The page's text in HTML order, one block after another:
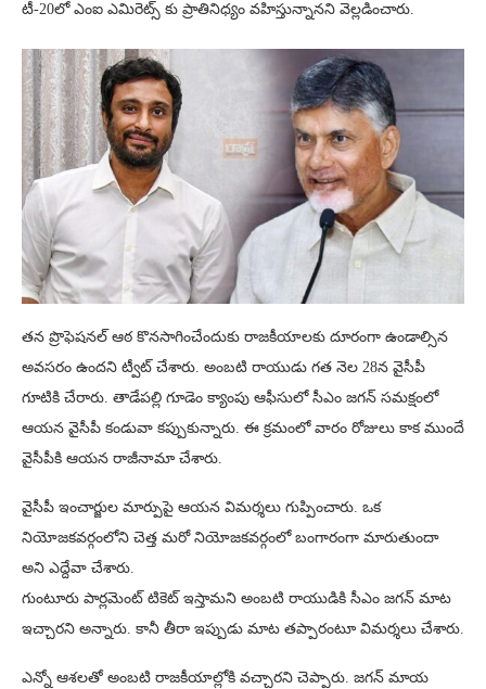
టీ-20లో ఎంఐ ఎమిరెట్స్ కు ప్రాతినిధ్యం వహిస్తున్నానని వెల్లడించారు.
తన ప్రొఫెషనల్ ఆఠ కొనసాగించేందుకు రాజకీయాలకు దూరంగా ఉండాల్సిన
అవసరం ఉందని ట్వీట్ చేశారు. అంబటి రాయుడు గత నెల 28న వైసీపీ
గూటికి చేరారు. తాడేపల్లి గూడెం క్యాంపు ఆఫీసులో సీఎం జగన్ సమక్షంలో
ఆయన వైసీపీ కండువా కప్పుకున్నారు. ఈ క్రమంలో వారం రోజులు కాక ముందే
వైసీపీకి ఆయన రాజీనామా చేశారు.
వైసీపీ ఇంచార్జుల మార్పుపై ఆయన విమర్శలు గుప్పించారు. ఒక
నియోజకవర్గంలోని చెత్త మరో నియోజకవర్గంలో బంగారంగా మారుతుందా
అని ఎద్దేవా చేశారు.
గుంటూరు పార్లమెంట్ టికెట్ ఇస్తామని అంబటి రాయుడికి సీఎం జగన్ మాట
ఇచ్చారని అన్నారు. కానీ తీరా ఇప్పుడు మాట తప్పారంటూ విమర్శలు చేశారు.
ఎన్నో ఆశలతో అంబటి రాజకీయాల్లోకి వచ్చారని చెప్పారు. జగన్ మాయ